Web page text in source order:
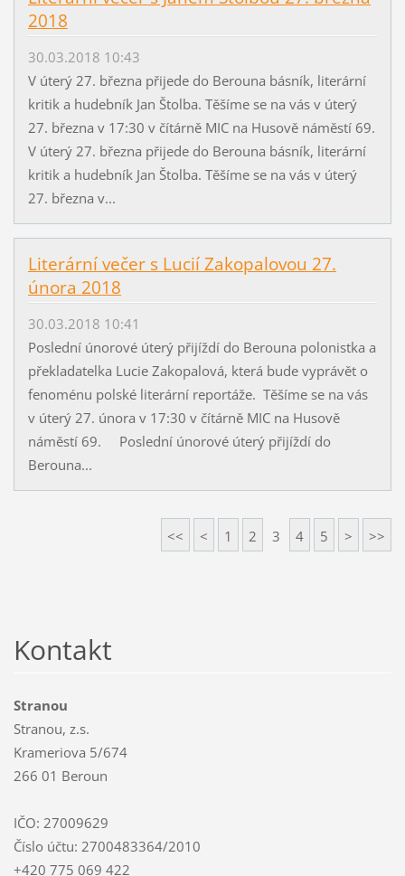
2018
30.03.2018 10:43
V úterý 27. března přijede do Berouna básník, literární
kritik a hudebník Jan Štolba. Těšíme se na vás v úterý
27. března v 17:30 v čítárně MIC na Husově náměstí 69.
V úterý 27. března přijede do Berouna básník, literární
kritik a hudebník Jan Štolba. Těšíme se na vás v úterý
27. března v...
Literární večer s Lucií Zakopalovou 27.
února 2018
30.03.2018 10:41
Poslední únorové úterý přijíždí do Berouna polonistka a
překladatelka Lucie Zakopalová, která bude vyprávět o
fenoménu polské literární reportáže. Těšíme se na vás
v úterý 27. února v 17:30 v čítárně MIC na Husově
náměstí 69. Poslední únorové úterý přijíždí do
Berouna...
<< < 1 2 3 4 5 > >>
Kontakt
Stranou
Stranou, z.s.
Krameriova 5/674
266 01 Beroun
IČO: 27009629
Číslo účtu: 2700483364/2010
+420 775 069 422